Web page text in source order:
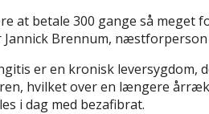
at betale 300 gange så
Brennum,
er en kronisk leversygdom,
hvilket over en længere
i dag med bezafibrat.